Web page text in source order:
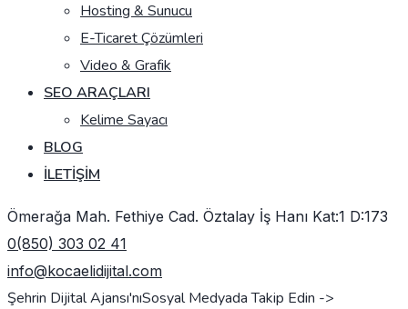
Hosting & Sunucu
E-Ticaret Çözümleri
Video & Grafik
SEO ARAÇLARI
Kelime Sayacı
BLOG
İLETIŞIM
Ömerağa Mah. Fethiye Cad. Öztalay İş Hanı Kat:1 D:173
0(850) 303 02 41
info@kocaelidijital.com
Şehrin Dijital Ajansı'nıSosyal Medyada Takip Edin ->